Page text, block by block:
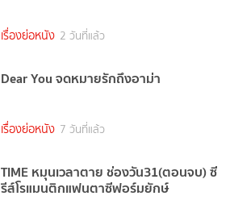
เรื่องย่อหนัง 2 วันที่แล้ว
Dear You จดหมายรักถึงอาม่า
เรื่องย่อหนัง 7 วันที่แล้ว
TIME หมุนเวลาตาย ช่องวัน31(ตอนจบ) ซี
รีส์โรแมนติกแฟนตาซีฟอร์มยักษ์